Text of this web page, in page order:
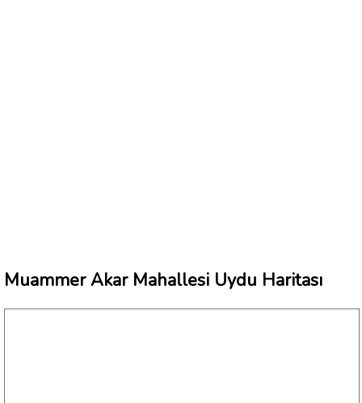
Muammer Akar Mahallesi Uydu Haritası